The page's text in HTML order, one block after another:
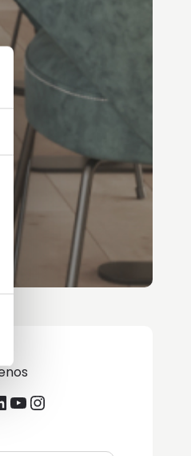
YouTube
Instagram